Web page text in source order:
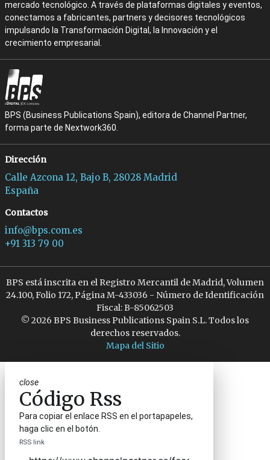
mercado tecnológico. A través de plataformas digitales y eventos,
conectamos a fabricantes, partners y decisores tecnológicos
impulsando la Transformación Digital, la Innovación y el
crecimiento empresarial.
BPS (Business Publications Spain), editora de Channel Partner,
forma parte de Nextwork360.
Dirección
Calle Azcona 12, Bajo B, 28028 Madrid
España
Contactos
info@bps.com.es
+91 313 79 00
BPS está inscrita en el Registro Mercantil de Madrid, Volumen
24.100, Folio 172, Página M-433036 - Número de Identificación
Fiscal: B-85062503
© 2026 BPS Business Publications Spain S.L. Todos los
derechos reservados.
Mapa del Sitio
close
Código Rss
Para copiar el enlace RSS en el portapapeles,
haga clic en el botón.
RSS link